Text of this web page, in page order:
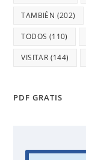
TAMBIÉN (202)
TODOS (110)
VISITAR (144)
PDF GRATIS